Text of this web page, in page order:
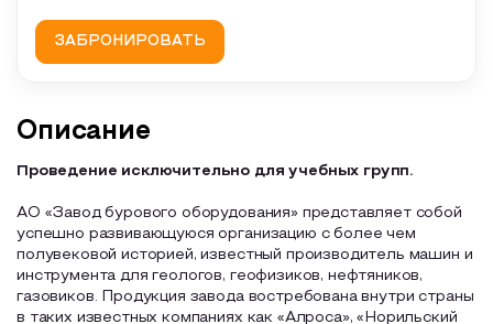
ЗАБРОНИРОВАТЬ
Описание
Проведение исключительно для учебных групп.
АО «Завод бурового оборудования» представляет собой
успешно развивающуюся организацию с более чем
полувековой историей, известный производитель машин и
инструмента для геологов, геофизиков, нефтяников,
газовиков. Продукция завода востребована внутри страны
в таких известных компаниях как «Алроса», «Норильский